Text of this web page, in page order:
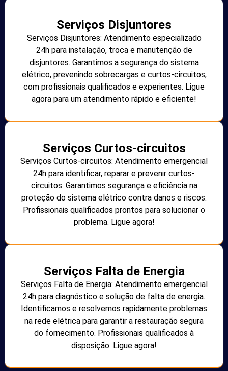
Serviços Disjuntores
Serviços Disjuntores: Atendimento especializado
24h para instalação, troca e manutenção de
disjuntores. Garantimos a segurança do sistema
elétrico, prevenindo sobrecargas e curtos-circuitos,
com profissionais qualificados e experientes. Ligue
agora para um atendimento rápido e eficiente!
Serviços Curtos-circuitos
Serviços Curtos-circuitos: Atendimento emergencial
24h para identificar, reparar e prevenir curtos-
circuitos. Garantimos segurança e eficiência na
proteção do sistema elétrico contra danos e riscos.
Profissionais qualificados prontos para solucionar o
problema. Ligue agora!
Serviços Falta de Energia
Serviços Falta de Energia: Atendimento emergencial
24h para diagnóstico e solução de falta de energia.
Identificamos e resolvemos rapidamente problemas
na rede elétrica para garantir a restauração segura
do fornecimento. Profissionais qualificados à
disposição. Ligue agora!